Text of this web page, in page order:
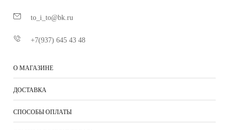
to_i_to@bk.ru
+7(937) 645 43 48
О МАГАЗИНЕ
ДОСТАВКА
СПОСОБЫ ОПЛАТЫ